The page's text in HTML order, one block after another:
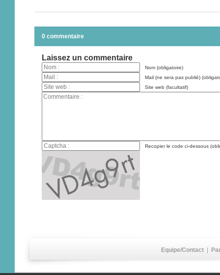
0 commentaire
Laissez un commentaire
Nom (obligatoire)
Mail (ne sera pas publié)
Site web (facultatif)
Recopier le code ci-dessous
Equipe/Contact